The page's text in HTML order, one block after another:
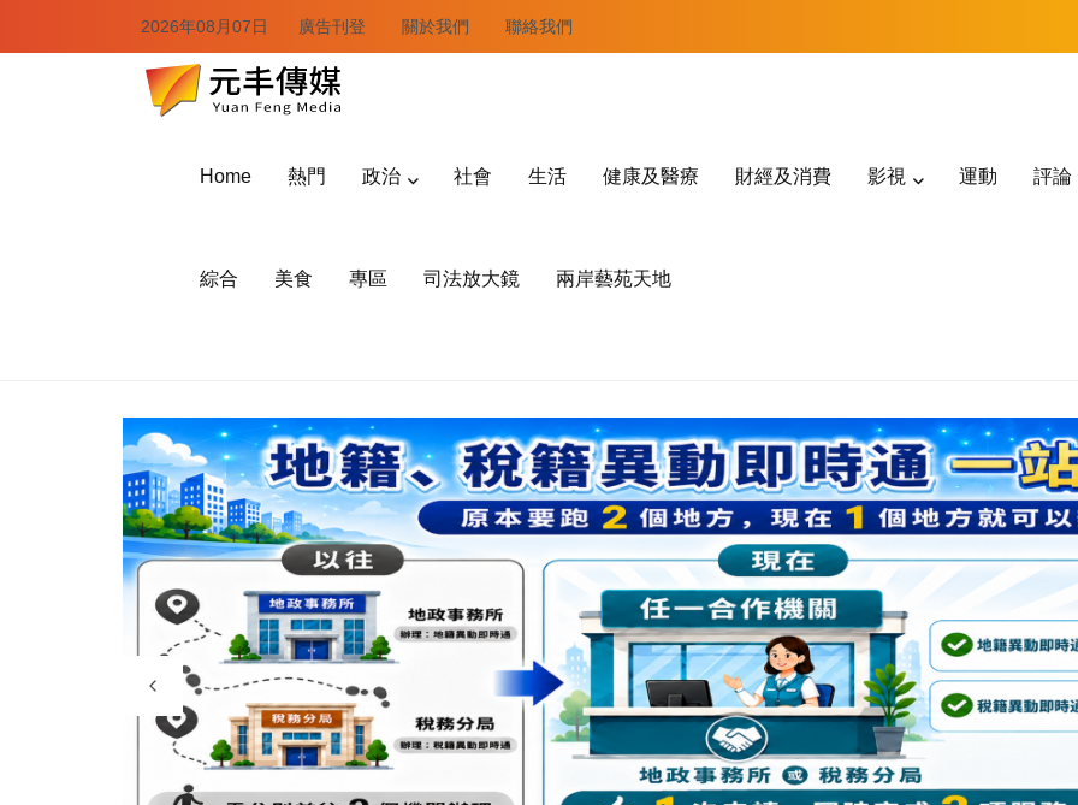
2026年08月07日 廣告刊登 關於我們 聯絡我們
Home 熱門 政治 社會 生活 健康及醫療 財經及消費 影視 運動 評論
綜合 美食 專區 司法放大鏡 兩岸藝苑天地